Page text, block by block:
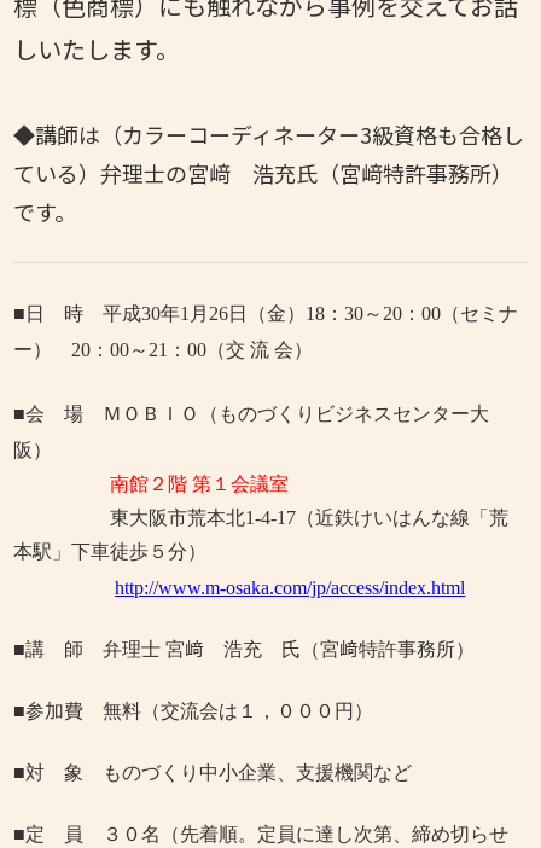
しいたします。
◆講師は（カラーコーディネーター3級資格も合格し
ている）弁理士の宮﨑 浩充氏（宮﨑特許事務所）
です。
■日 時 平成30年1 月26日（金） 18 ：30～ 20 ：00 （セミナ
ー）
20 ：00～ 21 ：00 （交 流 会）
■会 場 ＭＯＢＩＯ（ものづくりビジネスセンター大
阪）
南館２階 第１会議室
東大阪市荒本北1-4-17 （近鉄けいはんな線「荒
本駅」下車徒歩５分）
http://www.m-osaka.com/jp/access/index.html
■講 師 弁理士 宮﨑 浩充 氏（宮﨑特許事務所）
■参加費 無料（交流会は１，０００円）
■対 象 ものづくり中小企業、支援機関など
■定 員 ３０名（先着順。定員に達し次第、締め切らせ